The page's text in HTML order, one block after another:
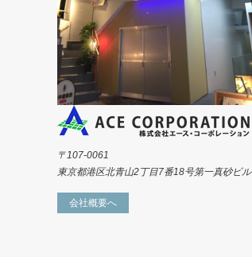
〒107-0061
東京都港区北青山2丁目7番18号第一真砂ビル
会社概要へ